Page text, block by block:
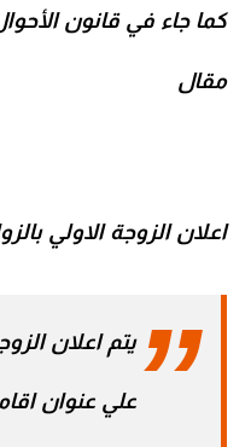
كما جاء في قانون
مقال
اعلان الزوجة الاولي
يتم اعلان
علي عنوان